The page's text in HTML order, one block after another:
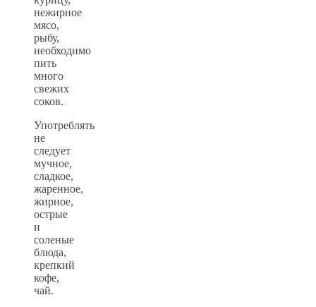
нежирное
мясо,
рыбу,
необходимо
пить
много
свежих
соков.
Употреблять
не
следует
мучное,
сладкое,
жаренное,
жирное,
острые
и
соленые
блюда,
крепкий
кофе,
чай.